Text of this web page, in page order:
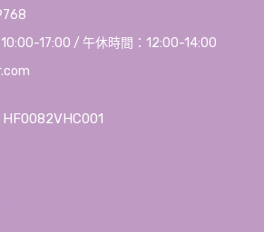
17:00 / 午休時間：12:00-14:00
HF0082VHC001